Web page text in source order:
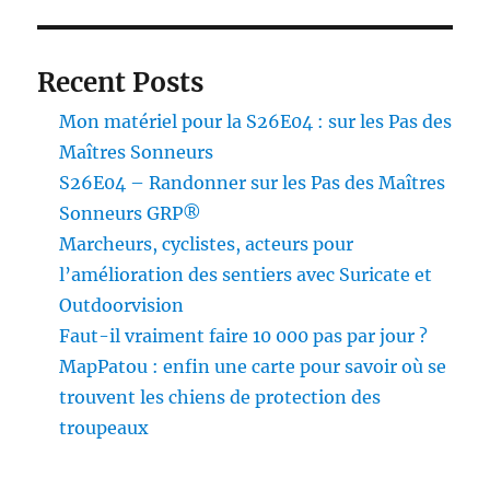
Recent Posts
Mon matériel pour la S26E04 : sur les Pas des
Maîtres Sonneurs
S26E04 – Randonner sur les Pas des Maîtres
Sonneurs GRP®
Marcheurs, cyclistes, acteurs pour
l’amélioration des sentiers avec Suricate et
Outdoorvision
Faut-il vraiment faire 10 000 pas par jour ?
MapPatou : enfin une carte pour savoir où se
trouvent les chiens de protection des
troupeaux